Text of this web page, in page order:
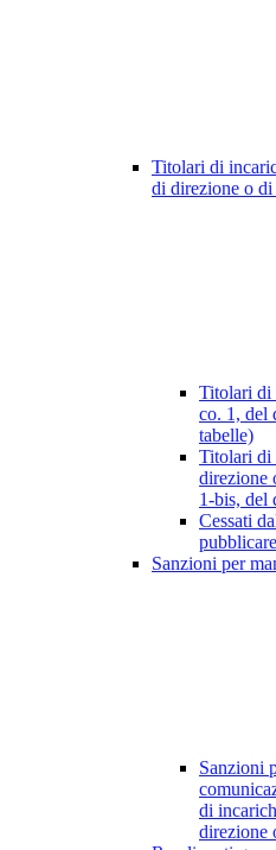
Titolari di
di direzione o
Titolari di
co. 1, del
tabelle)
Titolari di
direzione
1-bis, del
Cessati
Sanzioni per
Sanzioni
di
direzione